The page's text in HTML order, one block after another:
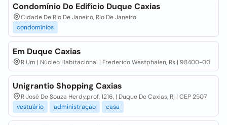
Condomínio Do Edifício Duque Caxias
Cidade De Rio De Janeiro, Rio De Janeiro
condomínios
Em Duque Caxias
R Um | Núcleo Habitacional | Frederico Westphalen, Rs | 98400-00
Unigrantio Shopping Caxias
R José De Souza Herdy,prof, 1216, | Duque De Caxias, Rj | CEP 2507
vestuário
administração casa